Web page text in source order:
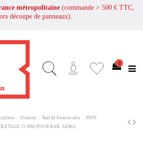
métropolitaine (commande > 500 € TTC,
découpe de panneaux).
0
Fixation Rail de fixation aéro
PION
25 MM (POUR RAIL AERO)